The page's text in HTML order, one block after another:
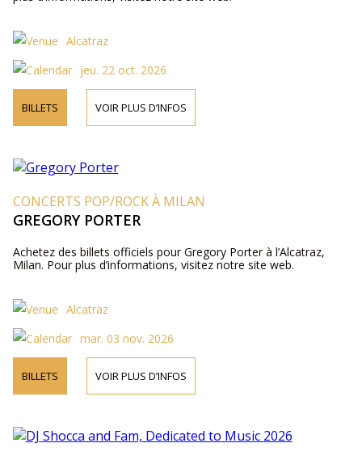
Alcatraz
jeu. 22 oct. 2026
BILLETS VOIR PLUS D’INFOS
CONCERTS POP/ROCK À MILAN
GREGORY PORTER
Achetez des billets officiels pour Gregory Porter à l’Alcatraz,
Milan. Pour plus d’informations, visitez notre site web.
Alcatraz
mar. 03 nov. 2026
BILLETS VOIR PLUS D’INFOS